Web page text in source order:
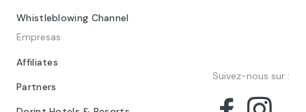
Whistleblowing Channel
Empresas
Affiliates
Partners
Suivez-nous sur :